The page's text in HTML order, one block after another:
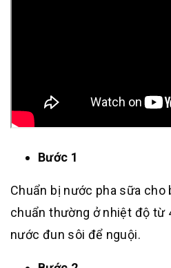
Bước 1
Chuẩn bị nước pha sữa cho
chuẩn thường ở nhiệt độ từ
nước đun sôi để nguội.